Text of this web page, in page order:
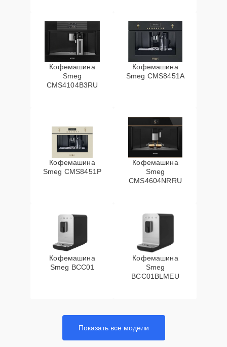
Кофемашина
Smeg
CMS4104B3RU
Кофемашина
Smeg CMS8451A
Кофемашина
Smeg CMS8451P
Кофемашина
Smeg
CMS4604NRRU
Кофемашина
Smeg BCC01
Кофемашина
Smeg
BCC01BLMEU
Показать все модели